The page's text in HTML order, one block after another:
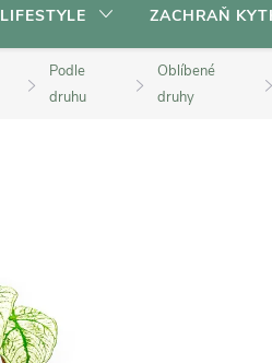
LIFESTYLE ZACHRAŇ
Podle
druhu
Oblíbené
druhy